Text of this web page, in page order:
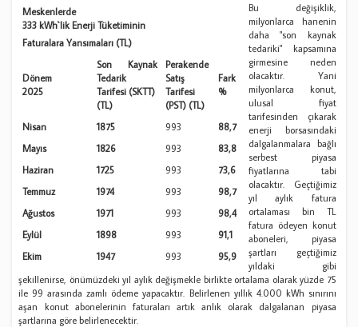
Meskenlerde
333 kWh`lik Enerji Tüketiminin
Faturalara Yansımaları (TL)
Dönem
2025
Son Kaynak
Tedarik
Tarifesi (SKTT)
(TL)
Perakende
Satış
Tarifesi
(PST) (TL)
Fark
%
Nisan 1875 993
88,7
Mayıs
1826 993
83,8
Haziran
1725 993
73,6
Temmuz
1974 993
98,7
Ağustos
1971 993
98,4
Eylül
1898 993
91,1
Ekim
1947 993 95,9
Bu değişiklik,
milyonlarca hanenin
daha "son kaynak
tedariki" kapsamına
girmesine neden
olacaktır. Yani
milyonlarca konut,
ulusal fiyat
tarifesinden çıkarak
enerji borsasındaki
dalgalanmalara bağlı
serbest piyasa
fiyatlarına tabi
olacaktır. Geçtiğimiz
yıl aylık fatura
ortalaması bin TL
fatura ödeyen konut
aboneleri, piyasa
şartları geçtiğimiz
yıldaki gibi
şekillenirse, önümüzdeki yıl aylık değişmekle birlikte ortalama olarak yüzde 75
ile 99 arasında zamlı ödeme yapacaktır. Belirlenen yıllık 4.000 kWh sınırını
aşan konut abonelerinin faturaları artık anlık olarak dalgalanan piyasa
şartlarına göre belirlenecektir.